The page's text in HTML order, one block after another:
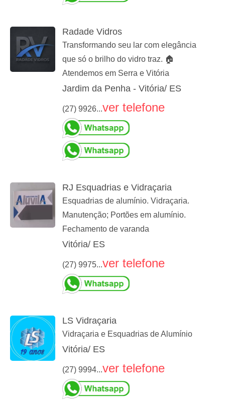
Radade Vidros
Transformando seu lar com elegância
que só o brilho do vidro traz. 🏠
Atendemos em Serra e Vitória
Jardim da Penha - Vitória/ ES
(27) 9926...ver telefone
RJ Esquadrias e Vidraçaria
Esquadrias de alumínio. Vidraçaria.
Manutenção; Portões em alumínio.
Fechamento de varanda
Vitória/ ES
(27) 9975...ver telefone
LS Vidraçaria
Vidraçaria e Esquadrias de Alumínio
Vitória/ ES
(27) 9994...ver telefone